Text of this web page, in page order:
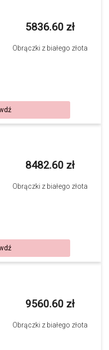
5836.60 zł
Obrączki z białego złota
8482.60 zł
Obrączki z białego złota
9560.60 zł
Obrączki z białego złota